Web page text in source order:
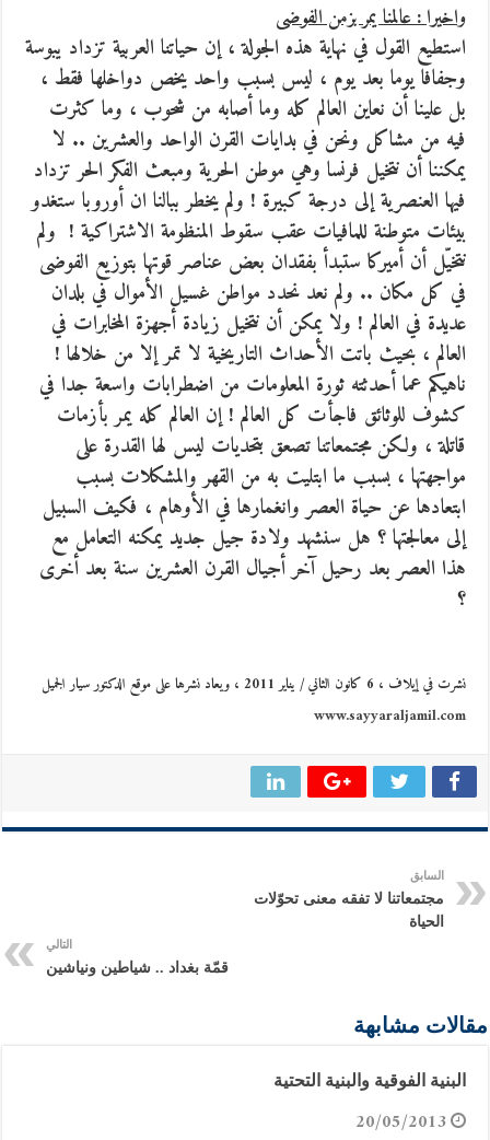
واخيرا : عالمنا يمر بزمن الفوضى
استطيع القول في نهاية هذه الجولة ، إن حياتنا العربية تزداد يبوسة
وجفافا يوما بعد يوم ، ليس بسبب واحد يخص دواخلها فقط ،
بل علينا أن نعاين العالم كله وما أصابه من شحوب ، وما كثرت
فيه من مشاكل ونحن في بدايات القرن الواحد والعشرين .. لا
يمكننا أن نتخيل فرنسا وهي موطن الحرية ومبعث الفكر الحر تزداد
فيها العنصرية إلى درجة كبيرة ! ولم يخطر ببالنا ان أوروبا ستغدو
بيئات متوطنة للمافيات عقب سقوط المنظومة الاشتراكية ! ولم
نتخيّل أن أميركا ستبدأ بفقدان بعض عناصر قوتها بتوزيع الفوضى
في كل مكان .. ولم نعد نحدد مواطن غسيل الأموال في بلدان
عديدة في العالم ! ولا يمكن أن نتخيل زيادة أجهزة المخابرات في
العالم ، بحيث باتت الأحداث التاريخية لا تمر إلا من خلالها !
ناهيكم عما أحدثته ثورة المعلومات من اضطرابات واسعة جدا في
كشوف للوثائق فاجأت كل العالم ! إن العالم كله يمر بأزمات
قاتلة ، ولكن مجتمعاتنا تصعق بتحديات ليس لها القدرة على
مواجهتها ، بسبب ما ابتليت به من القهر والمشكلات بسبب
ابتعادها عن حياة العصر وانغمارها في الأوهام ، فكيف السبيل
إلى معالجتها ؟ هل سنشهد ولادة جيل جديد يمكنه التعامل مع
هذا العصر بعد رحيل آخر أجيال القرن العشرين سنة بعد أخرى
؟
نشرت في إيلاف ، 6 كانون الثاني / يناير 2011 ، ويعاد نشرها على موقع الدكتور سيار الجميل
www.sayyaraljamil.com
السابق
مجتمعاتنا لا تفقه معنى تحوّلات
الحياة
التالي
قمّة بغداد .. شياطين ونياشين
مقالات مشابهة
البنية الفوقية والبنية التحتية
20/05/2013